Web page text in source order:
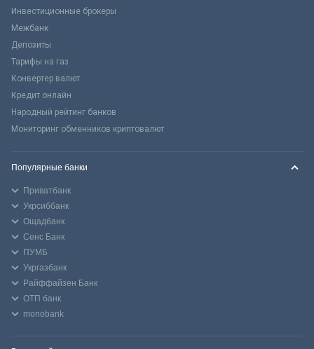
Инвестиционные брокеры
Межбанк
Депозиты
Тарифы на газ
Конвертер валют
Кредит онлайн
Народный рейтинг банков
Мониторинг обменников криптовалют
Популярные банки
Приватбанк
Укрсиббанк
Ощадбанк
Сенс Банк
ПУМБ
Укргазбанк
Райффайзен Банк
ОТП банк
monobank